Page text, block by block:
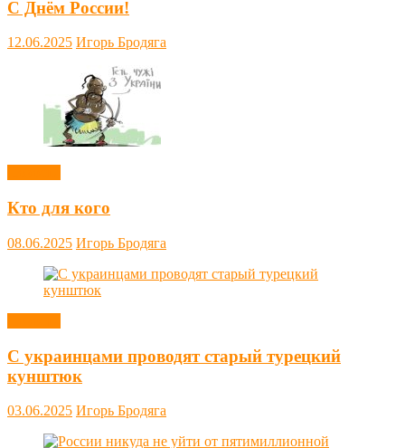
С Днём России!
12.06.2025 Игорь Бродяга
Кто для кого
08.06.2025 Игорь Бродяга
С украинцами проводят старый турецкий
кунштюк
03.06.2025 Игорь Бродяга